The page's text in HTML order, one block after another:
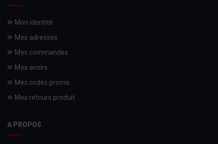
Mon identité
Mes adresses
Mes commandes
Mes avoirs
Mes codes promo
Mes retours produit
A PROPOS